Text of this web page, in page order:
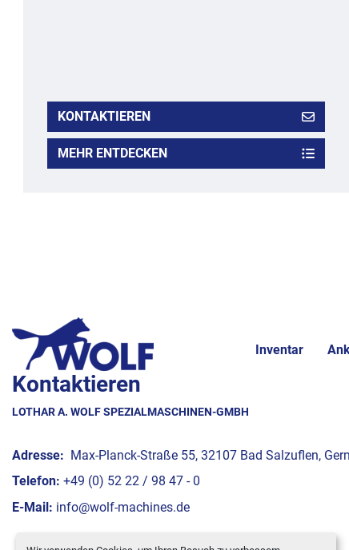
KONTAKTIEREN
MEHR ENTDECKEN
Inventar
Kontaktieren
LOTHAR A. WOLF SPEZIALMASCHINEN-GMBH
Adresse: Max-Planck-Straße 55, 32107 Bad Salzuflen,
Telefon: +49 (0) 52 22 / 98 47 - 0
E-Mail: info@wolf-machines.de